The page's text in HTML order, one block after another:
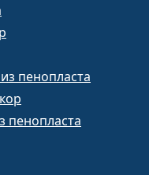
пенопласта
пенопласта